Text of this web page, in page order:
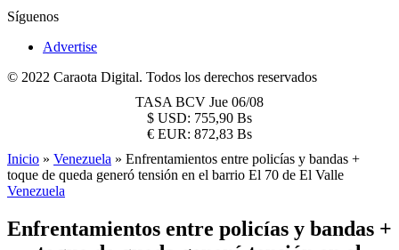
Síguenos
Advertise
© 2022 Caraota Digital. Todos los derechos reservados
TASA BCV Jue 06/08
$ USD: 755,90 Bs
€ EUR: 872,83 Bs
Inicio » Venezuela » Enfrentamientos entre policías y bandas +
toque de queda generó tensión en el barrio El 70 de El Valle
Venezuela
Enfrentamientos entre policías y bandas +